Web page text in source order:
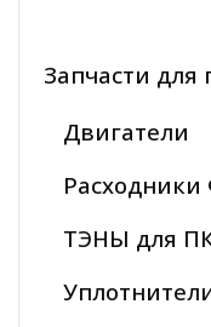
Запчасти для
Двигатели
ТЭНЫ для